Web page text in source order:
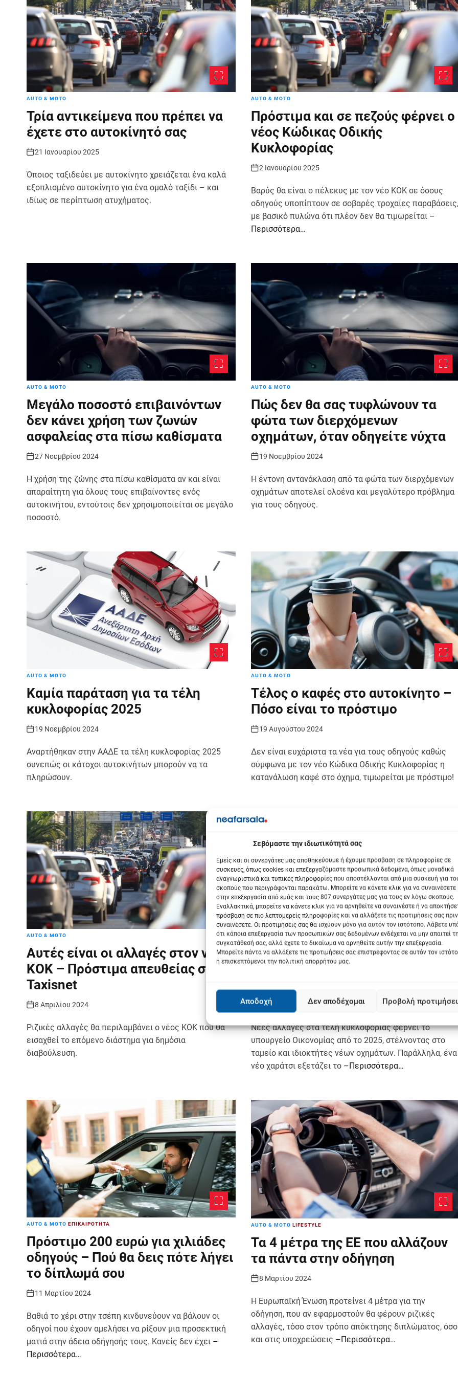
Σεβόμαστε την ιδιωτικότητά σας
Εμείς και οι συνεργάτες μας αποθηκεύουμε ή έχουμε πρόσβαση σε πληροφορίες σε
συσκευές, όπως cookies και επεξεργαζόμαστε προσωπικά δεδομένα, όπως μοναδικά
αναγνωριστικά και τυπικές πληροφορίες που αποστέλλονται από μια συσκευή για
σκοπούς που περιγράφονται παρακάτω. Μπορείτε να κάνετε κλικ για να συναινέσετε
στην επεξεργασία από εμάς και τους 807 συνεργάτες μας για τους εν λόγω σκοπούς.
Εναλλακτικά, μπορείτε να κάνετε κλικ για να αρνηθείτε να συναινέστε ή να
πρόσβαση σε πιο λεπτομερείς πληροφορίες και να αλλάξετε τις προτιμήσεις σας πριν
συναινέσετε. Οι προτιμήσεις σας θα ισχύουν μόνο για αυτόν τον ιστότοπο. Λάβετε
ότι κάποια επεξεργασία των προσωπικών σας δεδομένων ενδέχεται να μην απαιτεί τη
συγκατάθεσή σας, αλλά έχετε το δικαίωμα να αρνηθείτε αυτήν την επεξεργασία.
Μπορείτε πάντα να αλλάξετε τις προτιμήσεις σας επιστρέφοντας σε αυτόν τον
ή επισκεπτόμενοι την πολιτική απορρήτου μας.
Αποδοχή Δεν αποδέχομαι Προβολή
AUTO & MOTO
Τρία αντικείμενα που πρέπει να
έχετε στο αυτοκίνητό σας
21 Ιανουαρίου 2025
Όποιος ταξιδεύει με αυτοκίνητο χρειάζεται ένα καλά
εξοπλισμένο αυτοκίνητο για ένα ομαλό ταξίδι – και
ιδίως σε περίπτωση ατυχήματος.
AUTO & MOTO
Πρόστιμα και σε πεζούς φέρνει ο
νέος Κώδικας Οδικής
Κυκλοφορίας
2 Ιανουαρίου 2025
Βαρύς θα είναι ο πέλεκυς με τον νέο ΚΟΚ σε όσους
οδηγούς υποπίπτουν σε σοβαρές τροχαίες παραβάσεις,
με βασικό πυλώνα ότι πλέον δεν θα τιμωρείται –
Περισσότερα…
AUTO & MOTO
Μεγάλο ποσοστό επιβαινόντων
δεν κάνει χρήση των ζωνών
ασφαλείας στα πίσω καθίσματα
27 Νοεμβρίου 2024
Η χρήση της ζώνης στα πίσω καθίσματα αν και είναι
απαραίτητη για όλους τους επιβαίνοντες ενός
αυτοκινήτου, εντούτοις δεν χρησιμοποιείται σε μεγάλο
ποσοστό.
AUTO & MOTO
Πώς δεν θα σας τυφλώνουν τα
φώτα των διερχόμενων
οχημάτων, όταν οδηγείτε νύχτα
19 Νοεμβρίου 2024
Η έντονη αντανάκλαση από τα φώτα των διερχόμενων
οχημάτων αποτελεί ολοένα και μεγαλύτερο πρόβλημα
για τους οδηγούς.
AUTO & MOTO
Καμία παράταση για τα τέλη
κυκλοφορίας 2025
19 Νοεμβρίου 2024
Αναρτήθηκαν στην ΑΑΔΕ τα τέλη κυκλοφορίας 2025
συνεπώς οι κάτοχοι αυτοκινήτων μπορούν να τα
πληρώσουν.
AUTO & MOTO
Τέλος ο καφές στο αυτοκίνητο –
Πόσο είναι το πρόστιμο
19 Αυγούστου 2024
Δεν είναι ευχάριστα τα νέα για τους οδηγούς καθώς
σύμφωνα με τον νέο Κώδικα Οδικής Κυκλοφορίας η
κατανάλωση καφέ στο όχημα, τιμωρείται με πρόστιμο!
AUTO & MOTO
Αυτές είναι οι αλλαγές στον νέο
ΚΟΚ – Πρόστιμα απευθείας στο
Taxisnet
8 Απριλίου 2024
Ριζικές αλλαγές θα περιλαμβάνει ο νέος ΚΟΚ που θα
εισαχθεί το επόμενο διάστημα για δημόσια
διαβούλευση.
AUTO & MOTO
Δυσάρεστα νέα για χιλιάδες
ιδιοκτήτες ΙΧ: Σχέδιο για διπλό
αυτοκίνητα
13 Μαρτίου 2024
Νέες αλλαγές στα τέλη κυκλοφορίας φέρνει το
υπουργείο Οικονομίας από το 2025, στέλνοντας στο
ταμείο και ιδιοκτήτες νέων οχημάτων. Παράλληλα, ένα
νέο χαράτσι εξετάζει το –Περισσότερα…
AUTO & MOTO ΕΠΙΚΑΙΡΟΤΗΤΑ
Πρόστιμο 200 ευρώ για χιλιάδες
οδηγούς – Πού θα δεις πότε λήγει
το δίπλωμά σου
11 Μαρτίου 2024
Βαθιά το χέρι στην τσέπη κινδυνεύουν να βάλουν οι
οδηγοί που έχουν αμελήσει να ρίξουν μια προσεκτική
ματιά στην άδεια οδήγησής τους. Κανείς δεν έχει –
Περισσότερα…
AUTO & MOTO LIFESTYLE
Τα 4 μέτρα της ΕΕ που αλλάζουν
τα πάντα στην οδήγηση
8 Μαρτίου 2024
Η Ευρωπαϊκή Ένωση προτείνει 4 μέτρα για την
οδήγηση, που αν εφαρμοστούν θα φέρουν ριζικές
αλλαγές, τόσο στον τρόπο απόκτησης διπλώματος, όσο
και στις υποχρεώσεις –Περισσότερα…